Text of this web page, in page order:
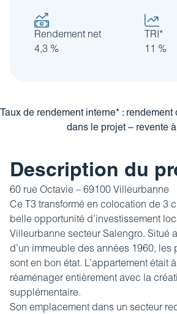
Rendement net
4,3 %
TRI*
11 %
Taux de rendement interne* :
dans le projet – revente
Description du
60 rue Octavie – 69100 Villeurbanne
Ce T3 transformé en colocation de 3
belle opportunité d’investissement
Villeurbanne secteur Salengro. Situé
d’un immeuble des années 1960, les
sont en bon état. L’appartement était
réaménager entièrement avec la
supplémentaire.
Son emplacement dans un secteur